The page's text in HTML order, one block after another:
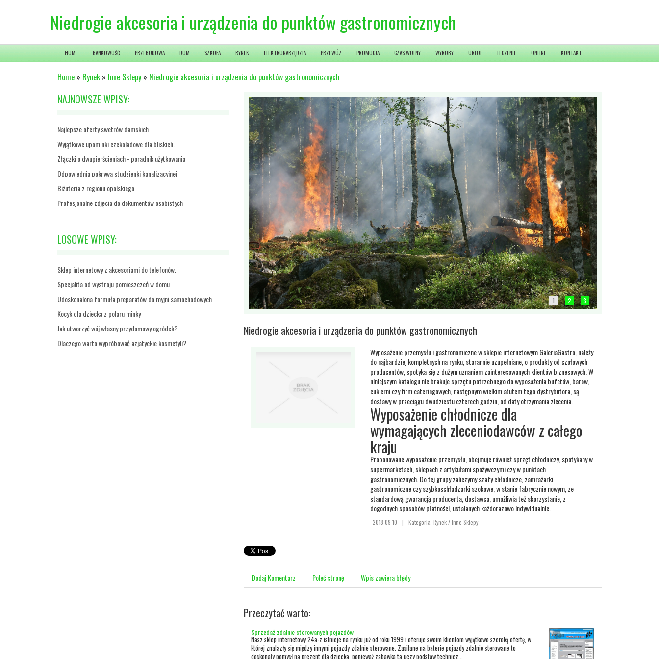
Niedrogie akcesoria i urządzenia do punktów gastronomicznych
HOME BANKOWOŚĆ PRZEBUDOWA DOM SZKOŁA RYNEK ELEKTRONARZĘDZIA PRZEWÓZ PROMOCJA CZAS WOLNY WYROBY URLOP LECZENIE ONLINE KONTAKT
Home » Rynek » Inne Sklepy » Niedrogie akcesoria i urządzenia do punktów gastronomicznych
NAJNOWSZE WPISY:
Najlepsze oferty swetrów damskich
Wyjątkowe upominki czekoladowe dla bliskich.
Złączki o dwupierścieniach - poradnik użytkowania
Odpowiednia pokrywa studzienki kanalizacyjnej
Biżuteria z regionu opolskiego
Profesjonalne zdjęcia do dokumentów osobistych
LOSOWE WPISY:
Sklep internetowy z akcesoriami do telefonów.
Specjalita od wystroju pomieszczeń w domu
Udoskonalona formuła preparatów do myjni samochodowych
Kocyk dla dziecka z polaru minky
Jak utworzyć wój własny przydomowy ogródek?
Dlaczego warto wypróbować azjatyckie kosmetyli?
1 2 3
Niedrogie akcesoria i urządzenia do punktów gastronomicznych
Wyposażenie przemysłu i gastronomiczne w sklepie internetowym GaleriaGastro, należy
do najbardziej kompletnych na rynku, starannie uzupełniane, o produkty od czołowych
producentów, spotyka się z dużym uznaniem zainteresowanych klientów biznesowych. W
niniejszym katalogu nie brakuje sprzętu potrzebnego do wyposażenia bufetów, barów,
cukierni czy firm cateringowych, następnym wielkim atutem tego dystrybutora, są
dostawy w przeciągu dwudziestu czterech godzin, od daty otrzymania zlecenia.
Wyposażenie chłodnicze dla
wymagających zleceniodawców z całego
kraju
Proponowane wyposażenie przemysłu, obejmuje również sprzęt chłodniczy, spotykany w
supermarketach, sklepach z artykułami spożywczymi czy w punktach
gastronomicznych. Do tej grupy zaliczymy szafy chłodnicze, zamrażarki
gastronomiczne czy szybkoschładzarki szokowe, w stanie fabrycznie nowym, ze
standardową gwarancją producenta, dostawca, umożliwia też skorzystanie, z
dogodnych sposobów płatności, ustalanych każdorazowo indywidualnie.
2018-09-10 | Kategoria: Rynek / Inne Sklepy
Dodaj Komentarz Poleć stronę Wpis zawiera błędy
Przeczytać warto:
Sprzedaż zdalnie sterowanych pojazdów
Nasz sklep internetowy 24a-z istnieje na rynku już od roku 1999 i oferuje swoim klientom wyjątkowo szeroką ofertę, w
której znalazły się między innymi pojazdy zdalnie sterowane. Zasilane na baterie pojazdy zdalnie sterowane to
doskonały pomysł na prezent dla dziecka, ponieważ zabawka ta uczy podstaw technicz...